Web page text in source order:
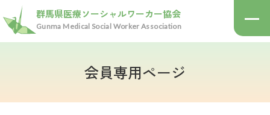
群馬県医療ソーシャルワーカー協会
Gunma Medical Social Worker Association
医療ソーシャルワーカーとは
医療ソーシャルワーカーとは？
会員専用ページ